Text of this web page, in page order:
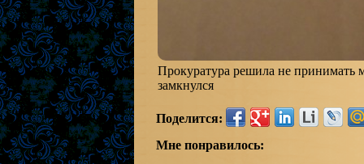
Прокуратура решила не принимать
замкнулся
Поделится:
Мне понравилось: